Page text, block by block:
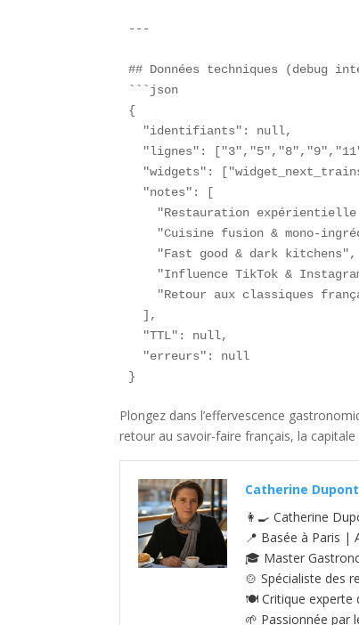
---
## Données techniques (debug
```json
{
  "identifiants": null,
"lignes":
"widgets":
  "notes": [
"Restauration
"Cuisine fusion & mono-
    "Fast good & dark kitchens",
"Influence TikTok &
"Retour aux classiques
  ],
  "TTL": null,
  "erreurs": null
}
Plongez dans l’effervescence
retour au savoir-faire français, la
Catherine Dupont
👩‍🍳 Catherine
📍 Basée à Paris |
🎓 Master
🍲 Spécialiste des
🍽️ Critique experte
🌱 Passionnée par